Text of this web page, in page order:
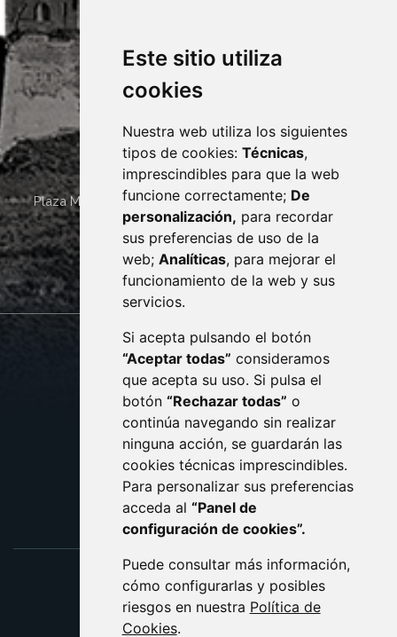
Este sitio utiliza
cookies
Nuestra web utiliza los siguientes
tipos de cookies: Técnicas,
imprescindibles para que la web
funcione correctamente; De
personalización, para recordar
sus preferencias de uso de la
web; Analíticas, para mejorar el
funcionamiento de la web y sus
servicios.
Si acepta pulsando el botón
“Aceptar todas” consideramos
que acepta su uso. Si pulsa el
botón “Rechazar todas” o
continúa navegando sin realizar
ninguna acción, se guardarán las
cookies técnicas imprescindibles.
Para personalizar sus preferencias
acceda al “Panel de
configuración de cookies”.
Puede consultar más información,
cómo configurarlas y posibles
riesgos en nuestra Política de
Cookies.
Plaza Mayor 4 22400 MONZÓN - ARAGÓN (ESPAÑA)
· (34) 974 400 700 ·
sac@monzon.es
monzon.es
CONTACTO
AVISO LEGAL
PROTECCIÓN DE DATOS
POLÍTICA DE COOKIES
ACCESIBILIDAD
ENLACE EXTERNO AL